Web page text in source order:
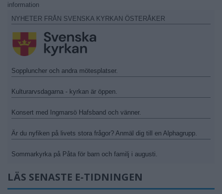
information
NYHETER FRÅN SVENSKA KYRKAN ÖSTERÅKER
Soppluncher och andra mötesplatser.
Kulturarvsdagarna - kyrkan är öppen.
Konsert med Ingmarsö Hafsband och vänner.
Är du nyfiken på livets stora frågor? Anmäl dig till en Alphagrupp.
Sommarkyrka på Påta för barn och familj i augusti.
LÄS SENASTE E-TIDNINGEN